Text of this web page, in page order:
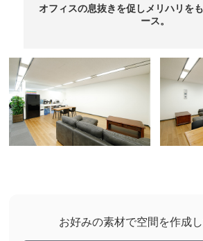
オフィスの息抜きを促しメリハリを
ース。
お好みの素材で空間を作成